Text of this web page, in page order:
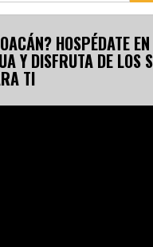
HOSPÉDATE
Y DISFRUTA DE LOS
TI